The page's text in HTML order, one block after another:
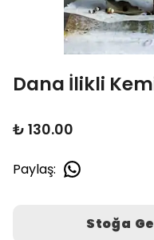
Dana İlikli
₺ 130.00
Paylaş:
Stoğa